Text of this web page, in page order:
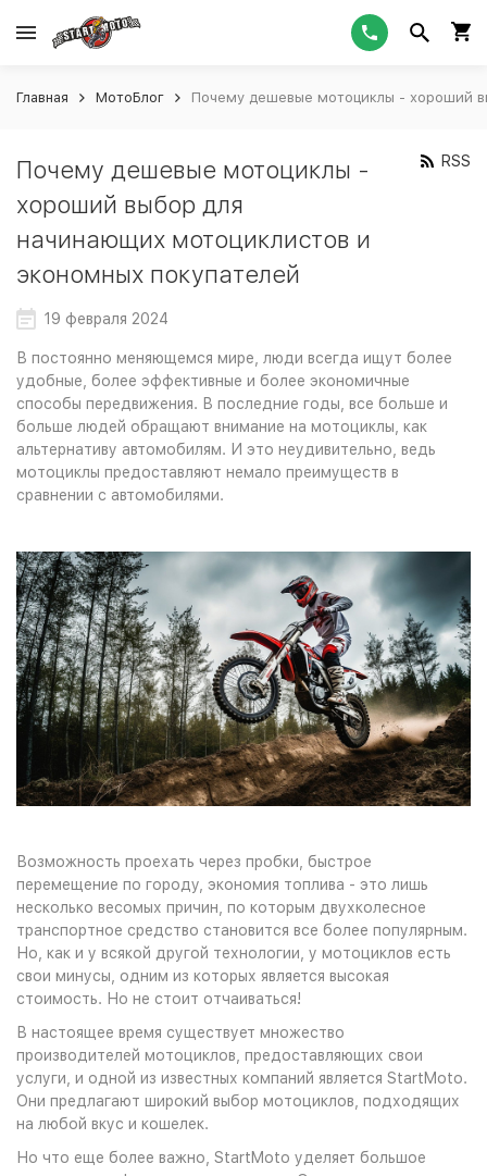
Главная МотоБлог Почему дешевые мотоциклы - хороший
Почему дешевые мотоциклы -
хороший выбор для
начинающих мотоциклистов и
экономных покупателей
RSS
19 февраля 2024
В постоянно меняющемся мире, люди всегда ищут более
удобные, более эффективные и более экономичные
способы передвижения. В последние годы, все больше и
больше людей обращают внимание на мотоциклы, как
альтернативу автомобилям. И это неудивительно, ведь
мотоциклы предоставляют немало преимуществ в
сравнении с автомобилями.
Возможность проехать через пробки, быстрое
перемещение по городу, экономия топлива - это лишь
несколько весомых причин, по которым двухколесное
транспортное средство становится все более популярным.
Но, как и у всякой другой технологии, у мотоциклов есть
свои минусы, одним из которых является высокая
стоимость. Но не стоит отчаиваться!
В настоящее время существует множество
производителей мотоциклов, предоставляющих свои
услуги, и одной из известных компаний является StartMoto.
Они предлагают широкий выбор мотоциклов, подходящих
на любой вкус и кошелек.
Но что еще более важно, StartMoto уделяет большое